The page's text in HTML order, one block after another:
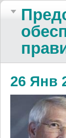
26 Янв